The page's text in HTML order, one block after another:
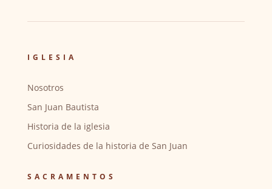
IGLESIA
Nosotros
San Juan Bautista
Historia de la iglesia
Curiosidades de la historia de San Juan
SACRAMENTOS